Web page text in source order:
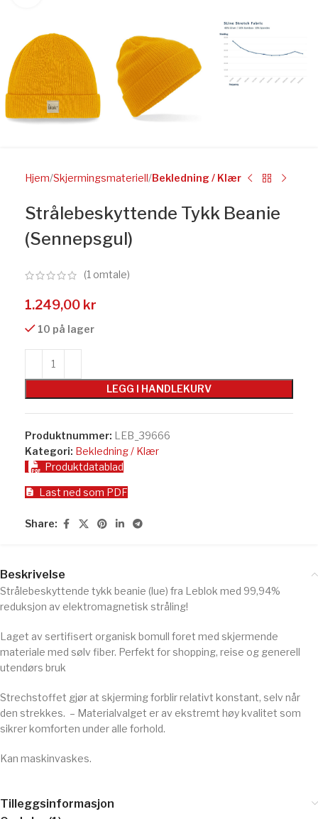
Hjem Skjermingsmateriell Bekledning / Klær
Strålebeskyttende Tykk Beanie
(Sennepsgul)
(1 omtale)
1.249,00 kr
10 på lager
LEGG I HANDLEKURV
Produktnummer: LEB_39666
Kategori: Bekledning / Klær
Produktdatablad
Last ned som PDF
Share:
Beskrivelse
Strålebeskyttende tykk beanie (lue) fra Leblok med 99,94%
reduksjon av elektromagnetisk stråling!
Laget av sertifisert organisk bomull foret med skjermende
materiale med sølv fiber. Perfekt for shopping, reise og generell
utendørs bruk
Strechstoffet gjør at skjerming forblir relativt konstant, selv når
den strekkes. – Materialvalget er av ekstremt høy kvalitet som
sikrer komforten under alle forhold.
Kan maskinvaskes.
Tilleggsinformasjon